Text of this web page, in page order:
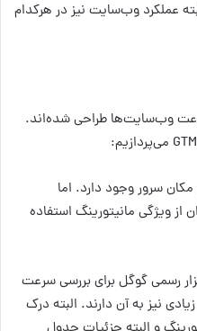
عملکرد وب‌سایت نیز در هرکدام
وب‌سایت‌ها طراحی شده‌اند.
مکان سرور وجود دارد. اما
از ویژگی مانیتورینگ استفاده
رسمی گوگل برای بررسی سرعت
نیز به آن دارند. البته درک